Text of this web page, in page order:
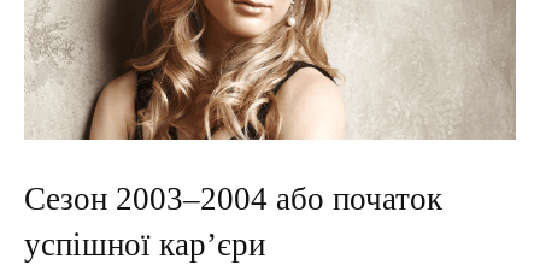
Сезон 2003–2004 або початок
успішної кар’єри